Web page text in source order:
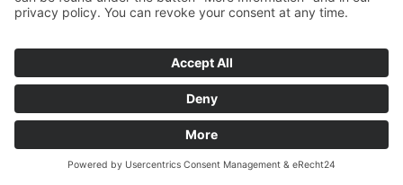
Tapetenwechsel fürs neue Wohngefühl